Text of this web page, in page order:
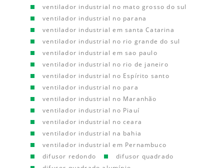
ventilador industrial no mato grosso do sul
ventilador industrial no parana
ventilador industrial em santa Catarina
ventilador industrial no rio grande do sul
ventilador industrial em sao paulo
ventilador industrial no rio de janeiro
ventilador industrial no Espírito santo
ventilador industrial no para
ventilador industrial no Maranhão
ventilador industrial no Piauí
ventilador industrial no ceara
ventilador industrial na bahia
ventilador industrial em Pernambuco
difusor redondo
difusor quadrado